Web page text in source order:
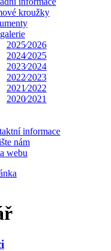
kroužky
2025⁄2026
2024⁄2025
2023⁄2024
2022⁄2023
2021⁄2022
2020⁄2021
informace
nám
webu